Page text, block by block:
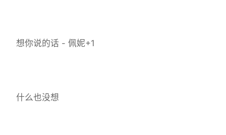
想你说的话 - 佩妮+1
什么也没想